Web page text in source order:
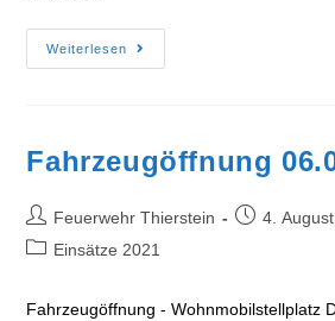
Weiterlesen
VU
BAB93
Fahrzeugöffnung
Beitrags-
Autor:
Feuerwehr Thierstein
Beitrag
4.
Beitrags-
Einsätze 2021
Fahrzeugöffnung - Wohnmobilstellplatz